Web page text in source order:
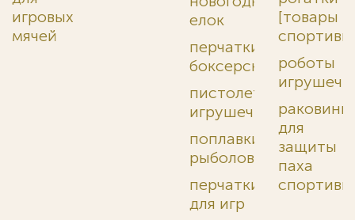
игровых
мячей
елок
перчатки
боксерские
пистолеты
игрушечные
поплавки
рыболовные
перчатки
для игр
[товары
роботы
раковины
для
защиты
паха